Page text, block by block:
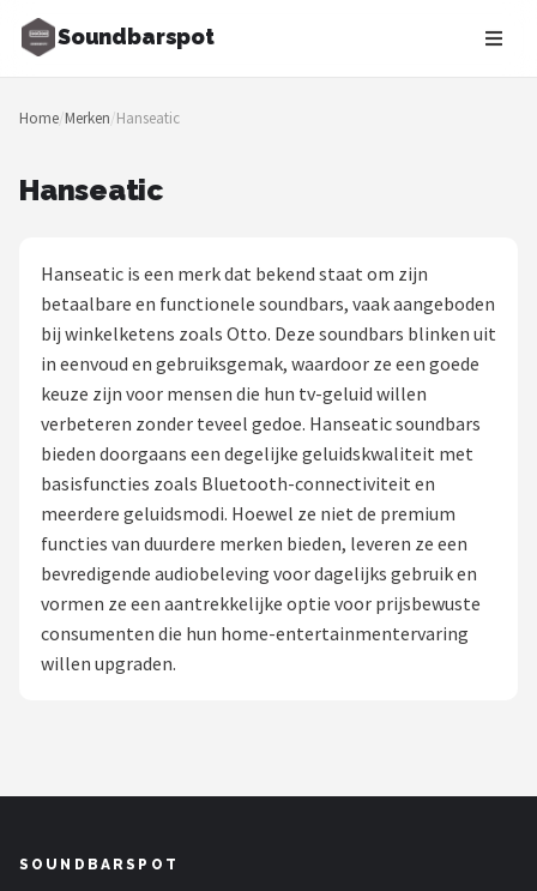
Soundbarspot
Zoeken
NAVIGATIE
Blog
Muziekstijlen
Sonos
JBL
Samsung
Shop
Power Dynamics
Home/Merken/Hanseatic
Hanseatic
Hanseatic is een merk dat bekend staat om zijn
betaalbare en functionele soundbars, vaak aangeboden
bij winkelketens zoals Otto. Deze soundbars blinken uit
in eenvoud en gebruiksgemak, waardoor ze een goede
keuze zijn voor mensen die hun tv-geluid willen
verbeteren zonder teveel gedoe. Hanseatic soundbars
bieden doorgaans een degelijke geluidskwaliteit met
basisfuncties zoals Bluetooth-connectiviteit en
meerdere geluidsmodi. Hoewel ze niet de premium
functies van duurdere merken bieden, leveren ze een
bevredigende audiobeleving voor dagelijks gebruik en
vormen ze een aantrekkelijke optie voor prijsbewuste
consumenten die hun home-entertainmentervaring
willen upgraden.
SOUNDBARSPOT